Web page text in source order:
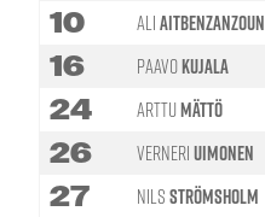
10 AliAitbenzanzoun
16 PaavoKujala
24 ArttuMättö
26 VerneriUimonen
27 NilsStrömsholm